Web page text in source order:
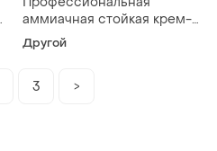
аммиачная стойкая крем-
краска для волос le cher
geneza 7 (7n) натуральный
Другой
3 >